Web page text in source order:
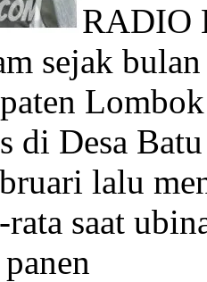
RADIO
sejak
di Desa
lalu
saat